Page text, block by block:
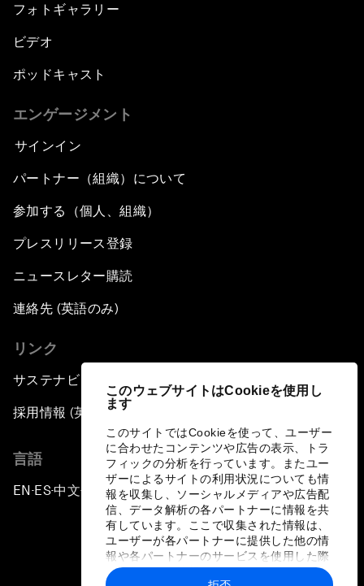
このウェブサイトはCookieを使用し
ます
このサイトではCookieを使って、ユーザー
に合わせたコンテンツや広告の表示、トラ
フィックの分析を行っています。またユー
ザーによるサイトの利用状況についても情
報を収集し、ソーシャルメディアや広告配
信、データ解析の各パートナーに情報を共
有しています。ここで収集された情報は、
ユーザーが各パートナーに提供した他の情
報や各パートナーのサービスを使用した際
に収集された情報と組み合わされ、各パー
フォトギャラリー
ビデオ
ポッドキャスト
エンゲージメント
サインイン
パートナー（組織）について
参加する（個人、組織）
プレスリリース登録
ニュースレター購読
連絡先 (英語のみ)
リンク
サステナビリティへの取り組み
採用情報 (英語のみ)
言語
EN ▪ES▪中文▪ 日本語